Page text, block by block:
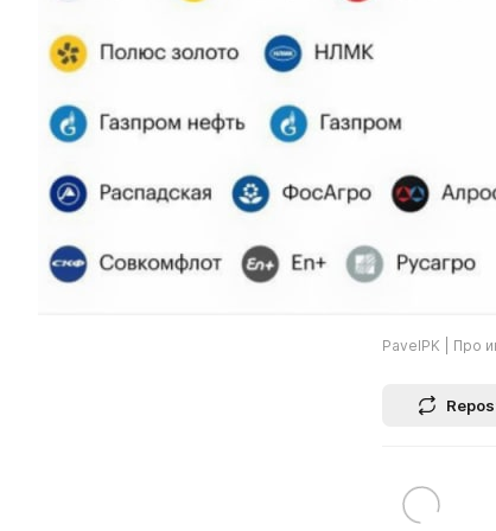
PavelPK | Про